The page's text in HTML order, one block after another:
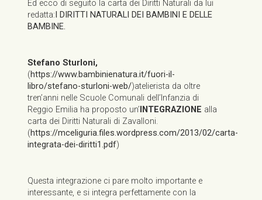
Ed ecco di seguito la carta dei Diritti Naturali da lui
redatta: I DIRITTI NATURALI DEI BAMBINI E DELLE
BAMBINE.
Stefano Sturloni,
(https://www.bambinienatura.it/fuori-il-
libro/stefano-sturloni-web/)atelierista da oltre
tren’anni nelle Scuole Comunali dell’Infanzia di
Reggio Emilia ha proposto un’ INTEGRAZIONE alla
carta dei Diritti Naturali di Zavalloni.
(https://mceliguria.files.wordpress.com/2013/02/carta-
integrata-dei-diritti1.pdf)
Questa integrazione ci pare molto importante e
interessante, e si integra perfettamente con la